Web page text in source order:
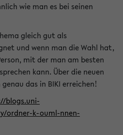
wie man es bei seinen
gleich gut als
und wenn man die Wahl hat,
mit der man am besten
kann. Über die neuen
das in BIKI erreichen!
blogs.uni-
ordner-k-ouml-nnen-